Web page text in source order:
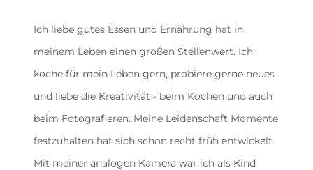
Ich liebe gutes Essen und Ernährung hat in
meinem Leben einen großen Stellenwert. Ich
koche für mein Leben gern, probiere gerne neues
und liebe die Kreativität - beim Kochen und auch
beim Fotografieren. Meine Leidenschaft Momente
festzuhalten hat sich schon recht früh entwickelt.
Mit meiner analogen Kamera war ich als Kind